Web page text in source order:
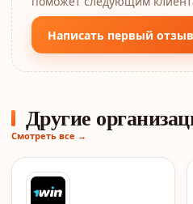
Написать первый отзыв
Другие
Смотреть все →